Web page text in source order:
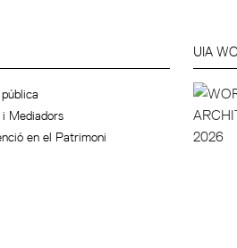
Mediadors
en el Patrimoni
UIA